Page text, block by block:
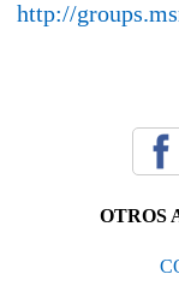
http://
OTROS